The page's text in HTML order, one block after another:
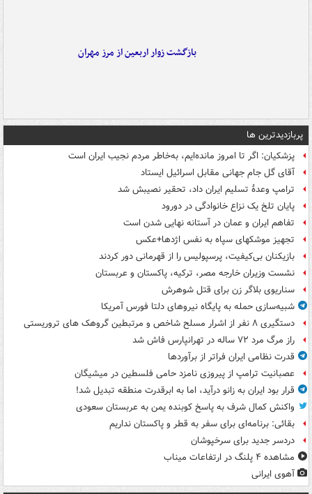
بازگشت زوار اربعین از مرز مهران
پربازدیدترین ها
پزشکیان: اگر تا امروز مانده‌ایم، به‌خاطر مردم نجیب ایران است
آقای گل جام جهانی مقابل اسرائیل ایستاد
ترامپ وعدۀ تسلیم ایران داد، تحقیر نصیبش شد
پایان تلخ یک نزاع خانوادگی در دورود
تفاهم ایران و عمان در آستانه نهایی شدن است
تجهیز موشکهای سپاه به نفس اژدها+عکس
بازیکنان بی‌کیفیت، پرسپولیس را از قهرمانی دور کردند
نشست وزیران خارجه مصر، ترکیه، پاکستان و عربستان
سناریوی بلاگر زن برای قتل شوهرش
شبیه‌سازی حمله به پایگاه نیروهای دلتا فورس آمریکا
دستگیری ۸ نفر از اشرار مسلح شاخص و مرتبطین گروهک های تروریستی
راز مرگ مرد ۷۲ ساله در تهرانپارس فاش شد
قدرت نظامی ایران فراتر از برآوردها
عصبانیت ترامپ از پیروزی نامزد حامی فلسطین در میشیگان
قرار بود ایران به زانو درآید، اما به ابرقدرت منطقه تبدیل شد!
واکنش کمال شرف به پاسخ کوبنده یمن به عربستان سعودی
بقائی: برنامه‌ای برای سفر به قطر و پاکستان نداریم
دردسر جدید برای سرخپوشان
مشاهده ۴ پلنگ در ارتفاعات میناب
آهوی ایرانی